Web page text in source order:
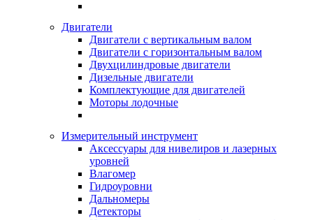
Двигатели
Двигатели с вертикальным валом
Двигатели с горизонтальным валом
Двухцилиндровые двигатели
Дизельные двигатели
Комплектующие для двигателей
Моторы лодочные
Измерительный инструмент
Аксессуары для нивелиров и лазерных
уровней
Влагомер
Гидроуровни
Дальномеры
Детекторы